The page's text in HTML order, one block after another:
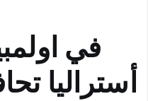
في
أستراليا